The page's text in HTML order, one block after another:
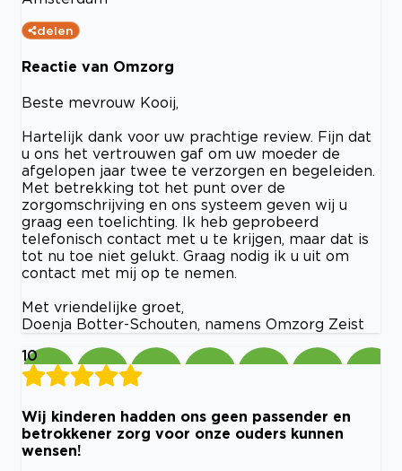
delen
Reactie van Omzorg
Beste mevrouw Kooij,
Hartelijk dank voor uw prachtige review. Fijn dat
u ons het vertrouwen gaf om uw moeder de
afgelopen jaar twee te verzorgen en begeleiden.
Met betrekking tot het punt over de
zorgomschrijving en ons systeem geven wij u
graag een toelichting. Ik heb geprobeerd
telefonisch contact met u te krijgen, maar dat is
tot nu toe niet gelukt. Graag nodig ik u uit om
contact met mij op te nemen.
Met vriendelijke groet,
Doenja Botter-Schouten, namens Omzorg Zeist
10
Wij kinderen hadden ons geen passender en
betrokkener zorg voor onze ouders kunnen
wensen!